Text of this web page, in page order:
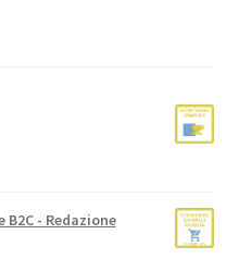
- Redazione